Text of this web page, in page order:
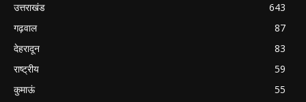
उत्तराखंड
643
गढ़वाल
87
देहरादून
83
राष्ट्रीय
59
कुमाऊं
55